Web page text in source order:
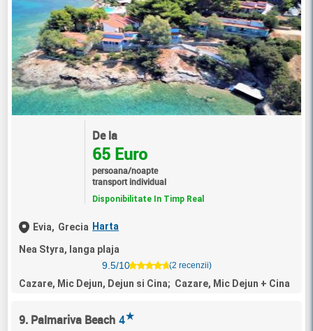
De la
65 Euro
persoana/noapte
transport individual
Disponibilitate In Timp Real
Evia, Grecia Harta
Nea Styra, langa plaja
9.5/10
(2 recenzii)
Cazare, Mic Dejun, Dejun si Cina; Cazare, Mic Dejun + Cina
9. Palmariva Beach 4★